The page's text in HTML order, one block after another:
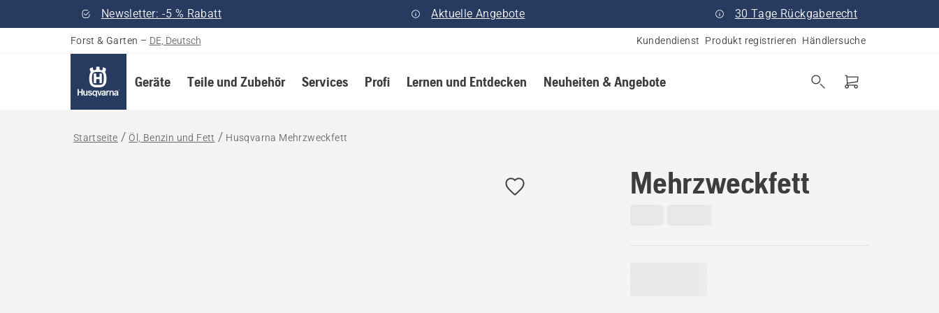
Newsletter: -5 % Rabatt Aktuelle Angebote 30 Tage Rückgaberecht
Forst & Garten – DE, Deutsch Kundendienst Produkt registrieren Händlersuche
Geräte Teile und Zubehör Services Profi Lernen und Entdecken Neuheiten & Angebote
Startseite Öl, Benzin und Fett Husqvarna Mehrzweckfett
Mehrzweckfett